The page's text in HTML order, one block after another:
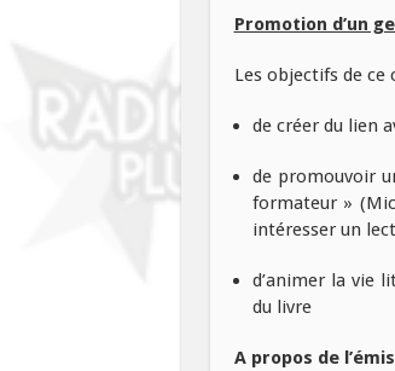
Promotion d’un
Les objectifs de
de créer du lien
de promouvoir
formateur »
intéresser un
d’animer la vie
du livre
A propos de